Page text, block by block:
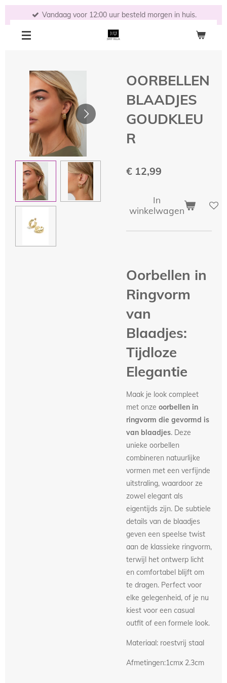
direct
Vandaag voor 12:00 uur besteld morgen in huis.
OORBELLEN
BLAADJES
GOUDKLEU
R
€ 12,99
In
winkelwagen
Oorbellen in
Ringvorm
van
Blaadjes:
Tijdloze
Elegantie
Maak je look compleet
met onze oorbellen in
ringvorm die gevormd is
van blaadjes. Deze
unieke oorbellen
combineren natuurlijke
vormen met een verfijnde
uitstraling, waardoor ze
zowel elegant als
eigentijds zijn. De subtiele
details van de blaadjes
geven een speelse twist
aan de klassieke ringvorm,
terwijl het ontwerp licht
en comfortabel blijft om
te dragen. Perfect voor
elke gelegenheid, of je nu
kiest voor een casual
outfit of een formele look.
Materiaal: roestvrij staal
Afmetingen:1cmx 2.3cm